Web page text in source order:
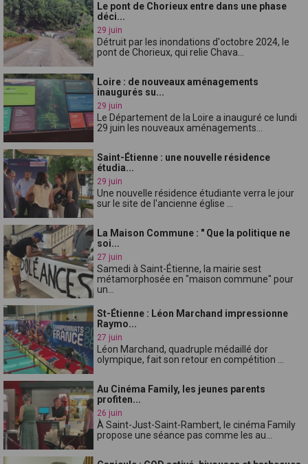
Le pont de Chorieux entre dans une phase
déci...
29 juin
Détruit par les inondations d'octobre 2024, le
pont de Chorieux, qui relie Chava...
Loire : de nouveaux aménagements
inaugurés su...
29 juin
Le Département de la Loire a inauguré ce lundi
29 juin les nouveaux aménagements...
Saint-Étienne : une nouvelle résidence
étudia...
29 juin
Une nouvelle résidence étudiante verra le jour
sur le site de l'ancienne église ...
La Maison Commune : " Que la politique ne
soi...
27 juin
Samedi à Saint-Étienne, la mairie sest
métamorphosée en "maison commune" pour
un...
St-Étienne : Léon Marchand impressionne
Raymo...
27 juin
Léon Marchand, quadruple médaillé dor
olympique, fait son retour en compétition ...
Au Cinéma Family, les jeunes parents
profiten...
26 juin
À Saint-Just-Saint-Rambert, le cinéma Family
propose une séance pas comme les au...